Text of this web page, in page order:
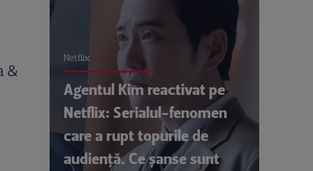
&
Netflix
Agentul Kim reactivat pe
Netflix: Serialul-fenomen
care a rupt topurile de
audiență. Ce șanse sunt